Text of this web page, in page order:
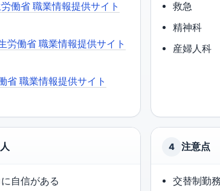
働省 職業情報提供サイト
労働省 職業情報提供サイト
省 職業情報提供サイト
救急
精神科
産婦人科
自信がある
4 注意点
交替制勤